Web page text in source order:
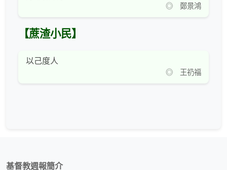
◎ 鄭景鴻
【蔗渣小民】
以己度人
◎ 王礽福
基督教週報簡介